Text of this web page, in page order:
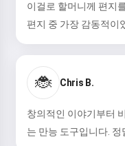
이걸로 할머니께 편지
편지 중 가장 감동적이
🐞 Chris B.
창의적인 이야기부터
는 만능 도구입니다. 정